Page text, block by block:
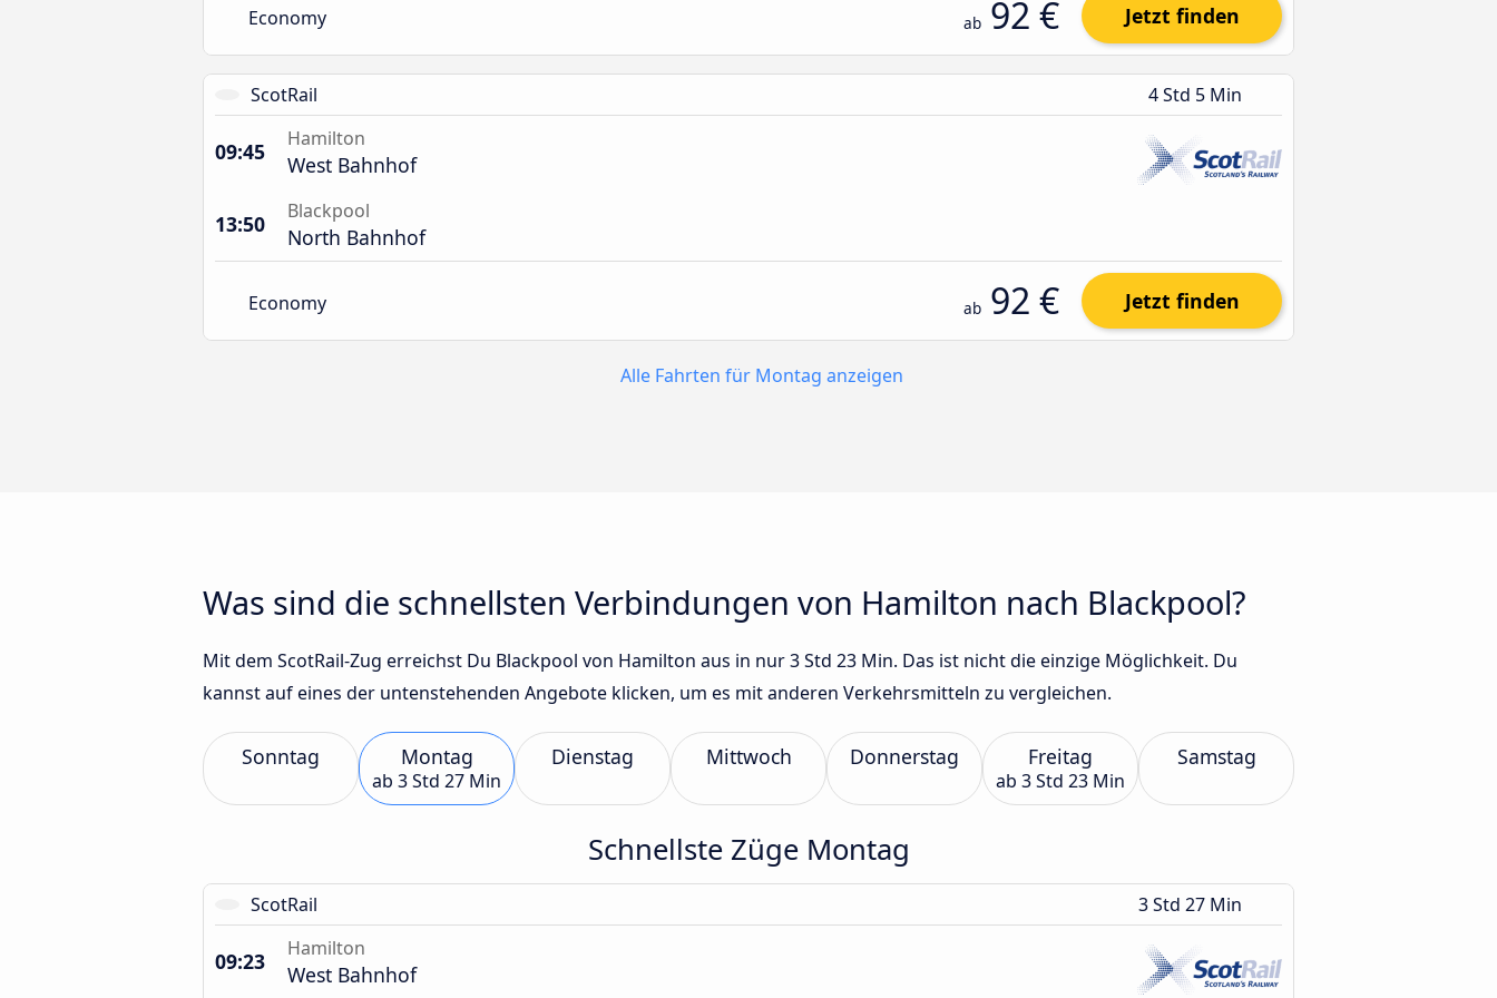
Economy ab 92 € Jetzt finden
ScotRail 4 Std 5 Min
09:45 Hamilton
West Bahnhof
13:50 Blackpool
North Bahnhof
Economy ab 92 € Jetzt finden
Alle Fahrten für Montag anzeigen
Was sind die schnellsten Verbindungen von Hamilton nach Blackpool?
Mit dem ScotRail-Zug erreichst Du Blackpool von Hamilton aus in nur 3 Std 23 Min. Das ist nicht die einzige Möglichkeit. Du
kannst auf eines der untenstehenden Angebote klicken, um es mit anderen Verkehrsmitteln zu vergleichen.
Sonntag Montag
ab 3 Std 27 Min
Dienstag Mittwoch Donnerstag Freitag
ab 3 Std 23 Min
Samstag
Schnellste Züge Montag
ScotRail 3 Std 27 Min
09:23 Hamilton
West Bahnhof